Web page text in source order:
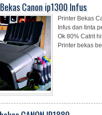
Canon ip1300 Infus
Printer Bekas
Infus dan tinta
Ok 80% Catrit
Printer bekas